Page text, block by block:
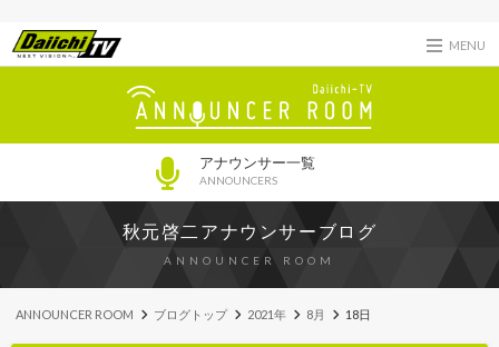
MENU
アナウンサー一覧
ANNOUNCERS
秋元啓二アナウンサーブログ
ANNOUNCER ROOM
ANNOUNCER ROOM ブログトップ 2021年 8月 18日